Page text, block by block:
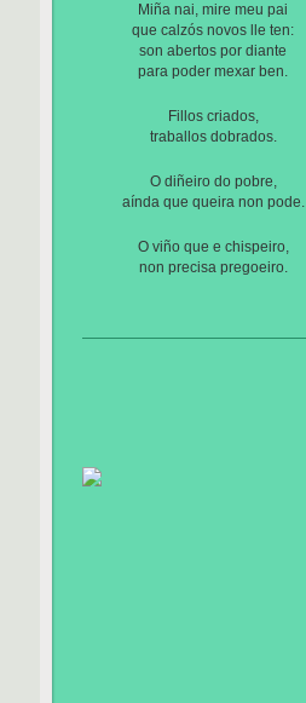
Miña nai, mire meu pai
que calzós novos lle ten:
son abertos por diante
para poder mexar ben.
Fillos criados,
traballos dobrados.
O diñeiro do pobre,
aínda que queira non pode.
O viño que e chispeiro,
non precisa pregoeiro.